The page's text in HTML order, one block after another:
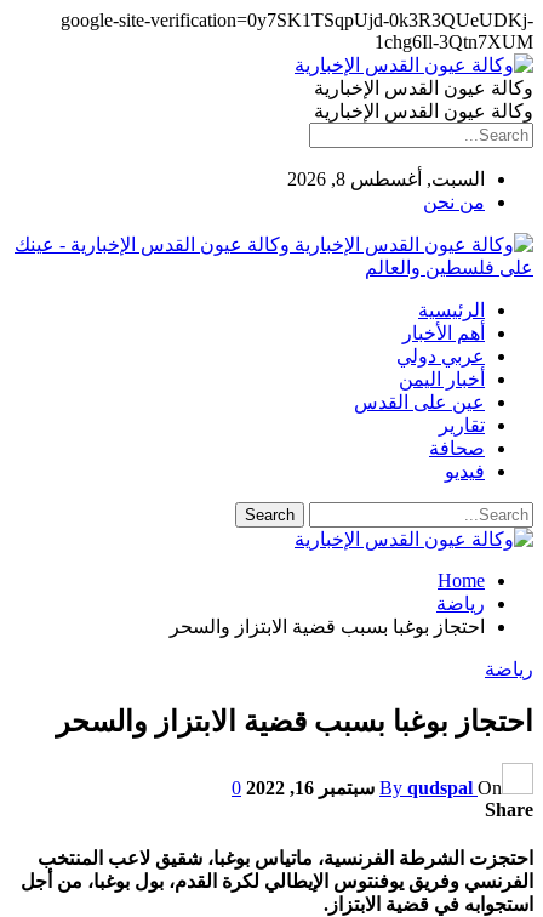
google-site-verification=0y7SK1TSqpUjd-0k3R3QUeUDKj-
1chg6Il-3Qtn7XUM
وكالة عيون القدس الإخبارية
وكالة عيون القدس الإخبارية
السبت, أغسطس 8, 2026
من نحن
وكالة عيون القدس الإخبارية - عينك
على فلسطين والعالم
الرئيسية
أهم الأخبار
عربي دولي
أخبار اليمن
عين على القدس
تقارير
صحافة
فيديو
Home
رياضة
احتجاز بوغبا بسبب قضية الابتزاز والسحر
رياضة
احتجاز بوغبا بسبب قضية الابتزاز والسحر
By qudspal On سبتمبر 16, 2022
0
Share
احتجزت الشرطة الفرنسية، ماتياس بوغبا، شقيق لاعب المنتخب
الفرنسي وفريق يوفنتوس الإيطالي لكرة القدم، بول بوغبا، من أجل
استجوابه في قضية الابتزاز.